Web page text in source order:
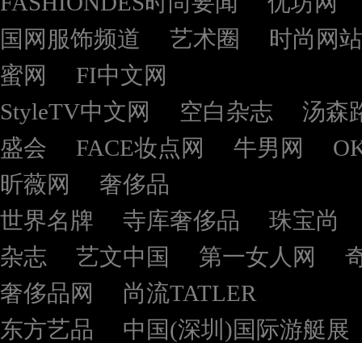
国网服饰频道
艺术圈
时尚网站
蜜网
FI中文网
StyleTV中文网
空白杂志
汤森
盛会
FACE妆点网 牛男网
昕薇网
奢侈品
世界名牌
寺库奢侈品
珠宝尚
杂志
艺文中国 第一女人网
奢侈品网
尚流TATLER
东方艺品
中国(深圳)国际游艇展